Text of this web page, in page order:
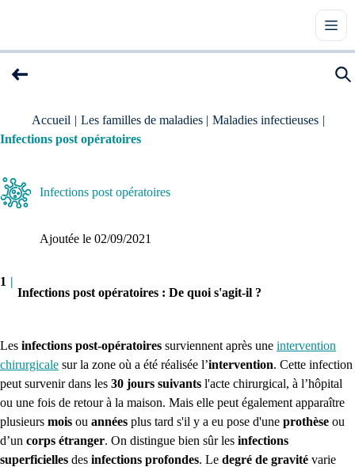
Accueil | Les familles de maladies | Maladies infectieuses |
Infections post opératoires
Infections post opératoires
Ajoutée le 02/09/2021
1 |
Infections post opératoires : De quoi s'agit-il ?
Les infections post-opératoires surviennent après une intervention
chirurgicale sur la zone où a été réalisée l’intervention. Cette infection
peut survenir dans les 30 jours suivants l'acte chirurgical, à l’hôpital
ou une fois de retour à la maison. Mais elle peut également apparaître
plusieurs mois ou années plus tard s'il y a eu pose d'une prothèse ou
d’un corps étranger. On distingue bien sûr les infections
superficielles des infections profondes. Le degré de gravité varie